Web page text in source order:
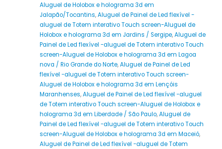
Aluguel de Holobox e holograma 3d em
Jalapão/Tocantins,Aluguel de Painel de Led flexível -
aluguel de Totem interativo Touch screen-Aluguel de
Holobox e holograma 3d em Jardins / Sergipe,Aluguel de
Painel de Led flexível -aluguel de Totem interativo Touch
screen-Aluguel de Holobox e holograma 3d em Lagoa
nova / Rio Grande do Norte,Aluguel de Painel de Led
flexível -aluguel de Totem interativo Touch screen-
Aluguel de Holobox e holograma 3d em Lençóis
Maranhenses,Aluguel de Painel de Led flexível -aluguel
de Totem interativo Touch screen-Aluguel de Holobox e
holograma 3d em Liberdade / São Paulo,Aluguel de
Painel de Led flexível -aluguel de Totem interativo Touch
screen-Aluguel de Holobox e holograma 3d em Maceió,
Aluguel de Painel de Led flexível -aluguel de Totem